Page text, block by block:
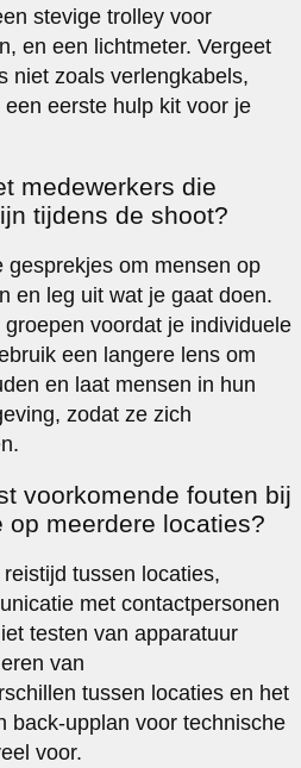
stevige trolley voor
en een lichtmeter. Vergeet
niet zoals verlengkabels,
eerste hulp kit voor je
medewerkers die
tijdens de shoot?
gesprekjes om mensen op
en leg uit wat je gaat doen.
voordat je individuele
een langere lens om
en laat mensen in hun
zodat ze zich
voorkomende fouten bij
op meerdere locaties?
tussen locaties,
met contactpersonen
testen van apparatuur
van
tussen locaties en het
back-upplan voor technische
voor.